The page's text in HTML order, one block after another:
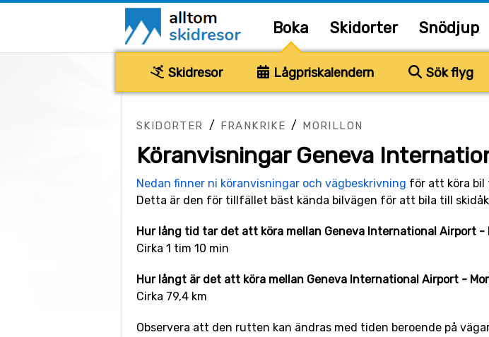
Boka Skidorter Snödjup
Skidresor Lågpriskalendern Sök flyg
SKIDORTER / FRANKRIKE / MORILLON
Köranvisningar Geneva
Nedan finner ni köranvisningar och vägbeskrivning för att köra bil
Detta är den för tillfället bäst kända bilvägen för att bila till
Hur lång tid tar det att köra mellan Geneva International Airport -
Cirka 1 tim 10 min
Hur långt är det att köra mellan Geneva International Airport -
Cirka 79,4 km
Observera att den rutten kan ändras med tiden beroende på